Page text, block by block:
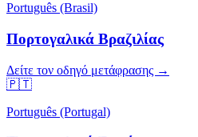
Português (Brasil)
Πορτογαλικά Βραζιλίας
Δείτε τον οδηγό μετάφρασης →
🇵🇹
Português (Portugal)